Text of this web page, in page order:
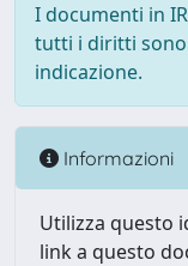
I documenti in
tutti i diritti sono
indicazione.
Informazioni
Utilizza questo
link a questo